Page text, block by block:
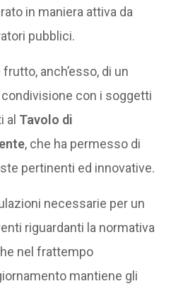
in maniera attiva da
pubblici.
anch’esso, di un
con i soggetti
al Tavolo di
, che ha permesso di
pertinenti ed innovative.
necessarie per un
riguardanti la normativa
nel frattempo
mantiene gli